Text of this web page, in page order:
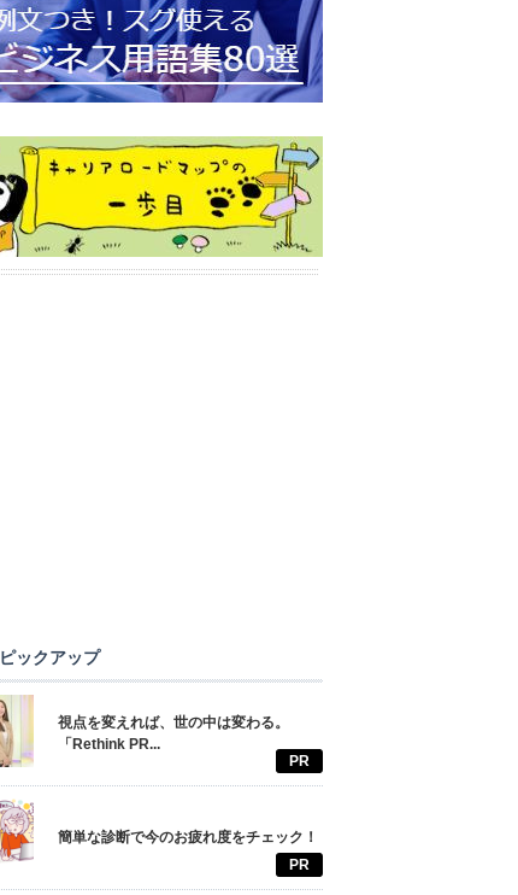
ピックアップ
視点を変えれば、世の中は変わる。
「Rethink PR...
PR
簡単な診断で今のお疲れ度をチェック！
PR